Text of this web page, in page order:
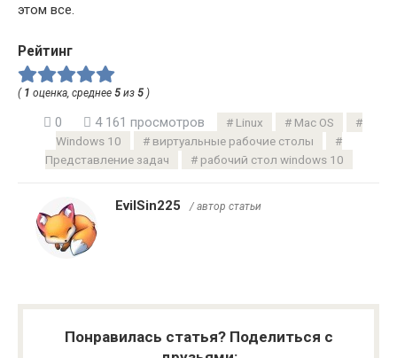
этом все.
Рейтинг
( 1 оценка, среднее 5 из 5 )
0 4 161 просмотров Linux
Mac OS
Windows 10
виртуальные рабочие столы
Представление задач
рабочий стол windows 10
EvilSin225 / автор статьи
Понравилась статья? Поделиться с